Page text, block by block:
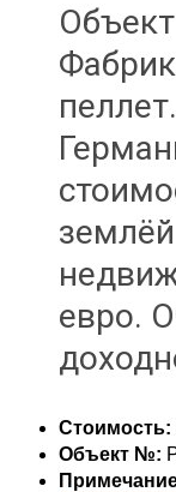
евро.
Стоимость:
Объект №: